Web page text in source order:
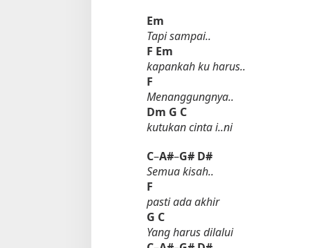
Em
Tapi sampai..
F Em
kapankah ku harus..
F
Menanggungnya..
Dm G C
kutukan cinta i..ni
C–A#–G# D#
Semua kisah..
F
pasti ada akhir
G C
Yang harus dilalui